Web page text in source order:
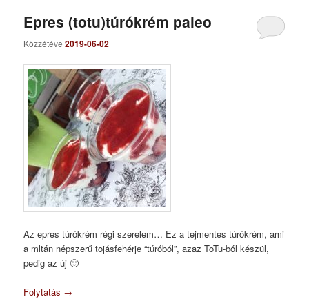
Epres (totu)túrókrém paleo
Közzétéve2019-06-02
Az epres túrókrém régi szerelem… Ez a tejmentes túrókrém, ami
a mltán népszerű tojásfehérje “túróból”, azaz ToTu-ból készül,
pedig az új 🙂
Folytatás →